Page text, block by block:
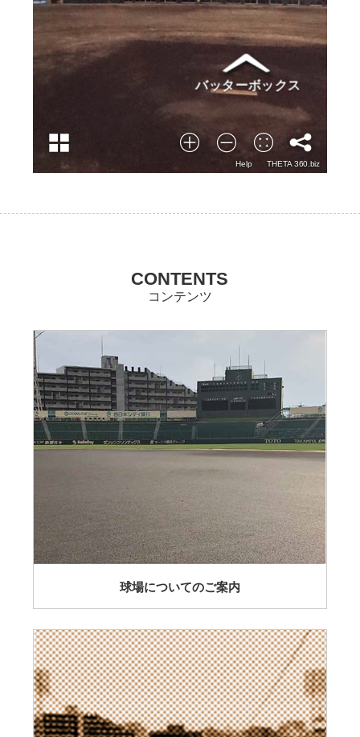
CONTENTS
コンテンツ
球場についてのご案内